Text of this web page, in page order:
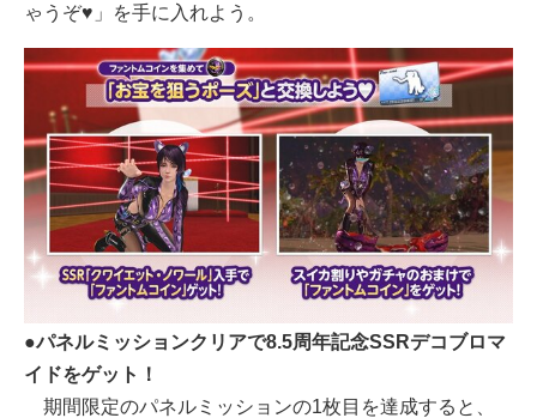
ゃうぞ♥」を手に入れよう。
●パネルミッションクリアで8.5周年記念SSRデコブロマ
イドをゲット！
期間限定のパネルミッションの1枚目を達成すると、